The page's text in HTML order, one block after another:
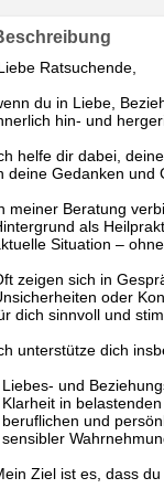
Ratsuchende,
du in Liebe,
hin- und
helfe dir dabei,
deine Gedanken und
meiner Beratung
als
Situation –
zeigen sich in
oder
dich sinnvoll und
unterstütze dich
Liebes- und
Klarheit in
beruflichen und
sensibler
Ziel ist es, dass